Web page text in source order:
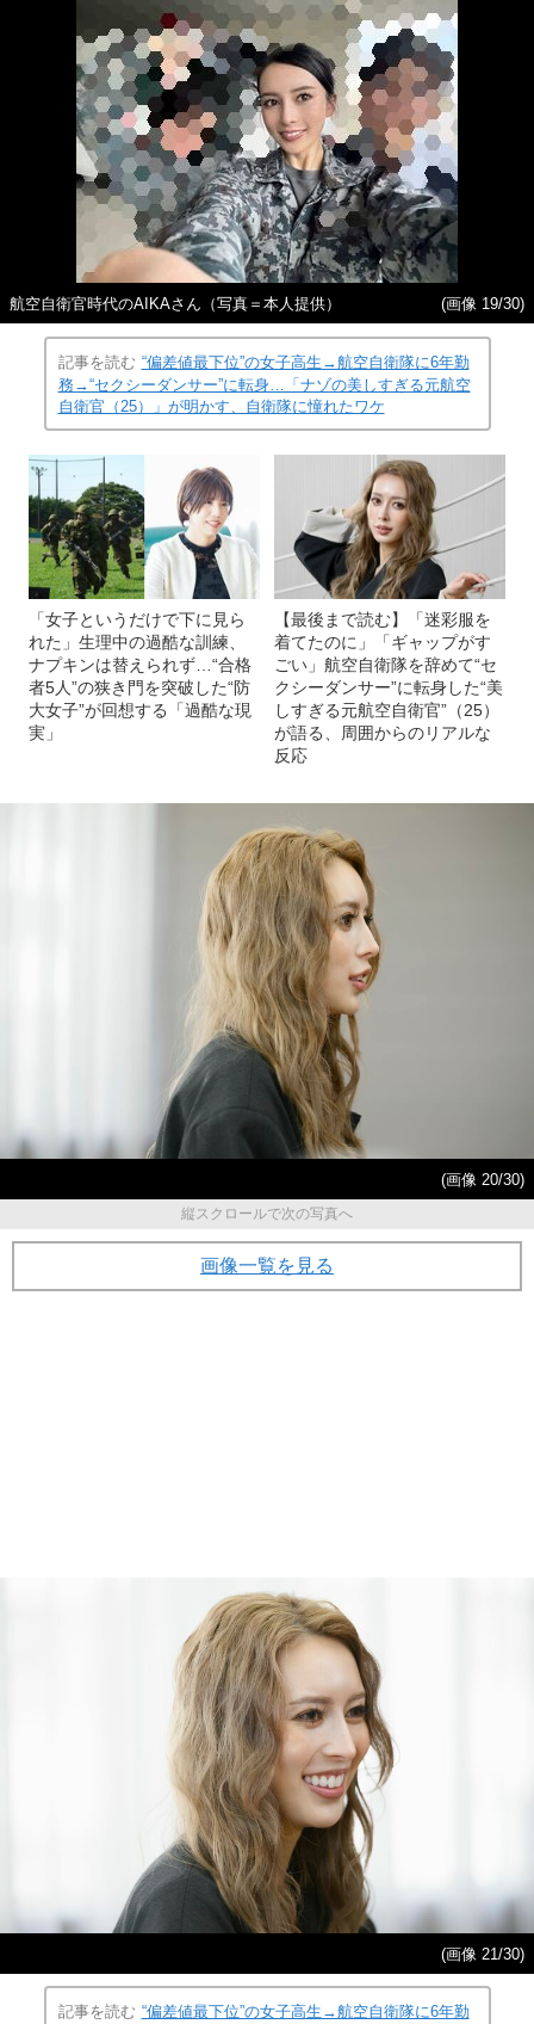
航空自衛官時代のAIKAさん（写真＝本人提供） (画像 19/30)
記事を読む “偏差値最下位”の女子高生→航空自衛隊に6年勤
務→“セクシーダンサー”に転身…「ナゾの美しすぎる元航空
自衛官（25）」が明かす、自衛隊に憧れたワケ
「女子というだけで下に見ら
れた」生理中の過酷な訓練、
ナプキンは替えられず…“合格
者5人”の狭き門を突破した“防
大女子”が回想する「過酷な現
実」
【最後まで読む】「迷彩服を
着てたのに」「ギャップがす
ごい」航空自衛隊を辞めて“セ
クシーダンサー”に転身した“美
しすぎる元航空自衛官”（25）
が語る、周囲からのリアルな
反応
(画像 20/30)
縦スクロールで次の写真へ
画像一覧を見る
(画像 21/30)
記事を読む “偏差値最下位”の女子高生→航空自衛隊に6年勤